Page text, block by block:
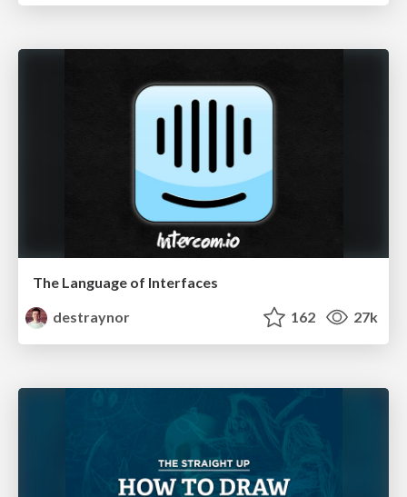
The Language of Interfaces
destraynor
162 27k